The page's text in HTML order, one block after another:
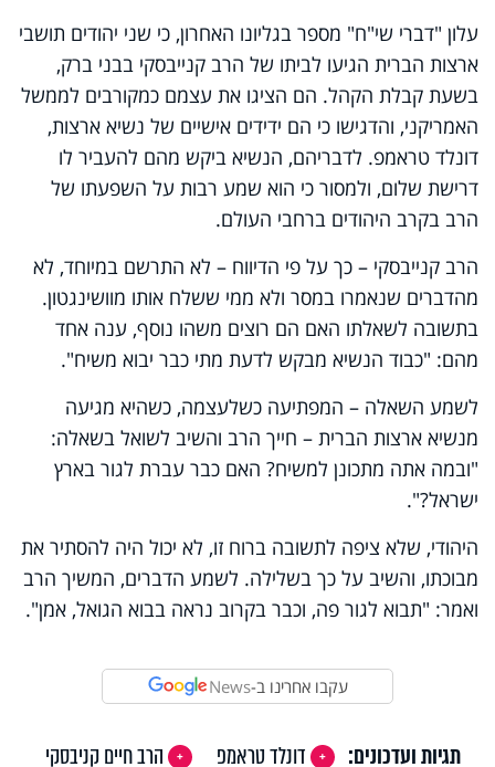
עלון "דברי שי"ח" מספר בגליונו האחרון, כי שני יהודים תושבי
ארצות הברית הגיעו לביתו של הרב קנייבסקי בבני ברק,
בשעת קבלת הקהל. הם הציגו את עצמם כמקורבים לממשל
האמריקני, והדגישו כי הם ידידים אישיים של נשיא ארצות,
דונלד טראמפ. לדבריהם, הנשיא ביקש מהם להעביר לו
דרישת שלום, ולמסור כי הוא שמע רבות על השפעתו של
הרב בקרב היהודים ברחבי העולם.
הרב קנייבסקי – כך על פי הדיווח – לא התרשם במיוחד, לא
מהדברים שנאמרו במסר ולא ממי ששלח אותו מוושינגטון.
בתשובה לשאלתו האם הם רוצים משהו נוסף, ענה אחד
מהם: "כבוד הנשיא מבקש לדעת מתי כבר יבוא משיח".
לשמע השאלה – המפתיעה כשלעצמה, כשהיא מגיעה
מנשיא ארצות הברית – חייך הרב והשיב לשואל בשאלה:
"ובמה אתה מתכונן למשיח? האם כבר עברת לגור בארץ
ישראל?".
היהודי, שלא ציפה לתשובה ברוח זו, לא יכול היה להסתיר את
מבוכתו, והשיב על כך בשלילה. לשמע הדברים, המשיך הרב
ואמר: "תבוא לגור פה, וכבר בקרוב נראה בבוא הגואל, אמן".
עקבו אחרינו ב-News
תגיות ועדכונים: דונלד טראמפ
הרב חיים קניבסקי